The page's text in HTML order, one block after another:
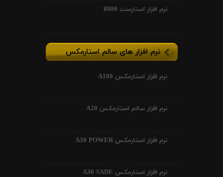
نرم افزار استارست 8800
نرم افزار های سالم استارمکس
نرم افزار استارمکس A100
نرم افزار سالم استارمکس A20
نرم افزار استارمکس A30 POWER
نرم افزار استارمکس A30 SADE